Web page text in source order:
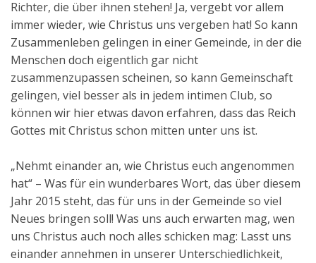
Richter, die über ihnen stehen! Ja, vergebt vor allem
immer wieder, wie Christus uns vergeben hat! So kann
Zusammenleben gelingen in einer Gemeinde, in der die
Menschen doch eigentlich gar nicht
zusammenzupassen scheinen, so kann Gemeinschaft
gelingen, viel besser als in jedem intimen Club, so
können wir hier etwas davon erfahren, dass das Reich
Gottes mit Christus schon mitten unter uns ist.
„Nehmt einander an, wie Christus euch angenommen
hat“ – Was für ein wunderbares Wort, das über diesem
Jahr 2015 steht, das für uns in der Gemeinde so viel
Neues bringen soll! Was uns auch erwarten mag, wen
uns Christus auch noch alles schicken mag: Lasst uns
einander annehmen in unserer Unterschiedlichkeit,